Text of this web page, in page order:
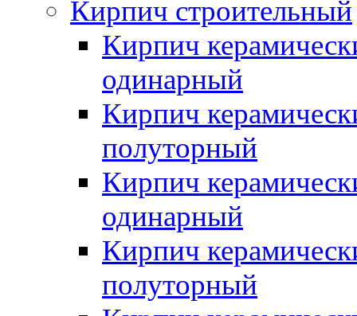
Кирпич строительный
Кирпич
одинарный
Кирпич
полуторный
Кирпич
одинарный
Кирпич
полуторный